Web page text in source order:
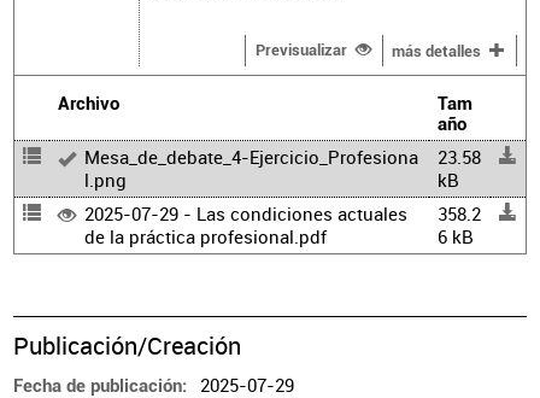
Previsualizar más detalles
Archivo
Tam
año
Mesa_de_debate_4-Ejercicio_Profesiona
l.png
23.58
kB
2025-07-29 - Las condiciones actuales
de la práctica profesional.pdf
358.2
6 kB
Publicación/Creación
Fecha de publicación 2025-07-29